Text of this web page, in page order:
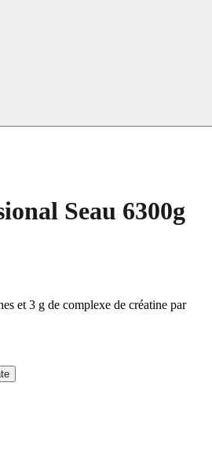
Seau 6300g
et 3 g de complexe de créatine par